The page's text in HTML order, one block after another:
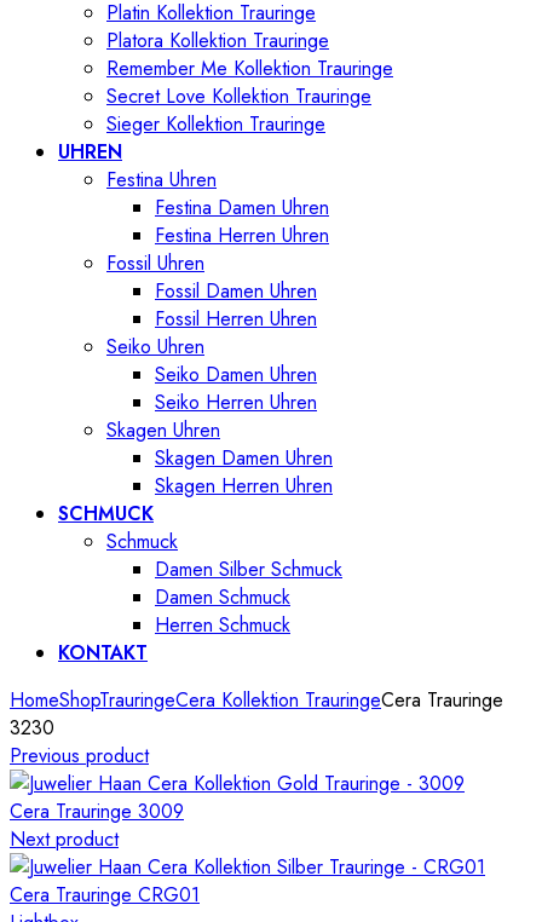
Platin Kollektion Trauringe
Platora Kollektion Trauringe
Remember Me Kollektion Trauringe
Secret Love Kollektion Trauringe
Sieger Kollektion Trauringe
UHREN
Festina Uhren
Festina Damen Uhren
Festina Herren Uhren
Fossil Uhren
Fossil Damen Uhren
Fossil Herren Uhren
Seiko Uhren
Seiko Damen Uhren
Seiko Herren Uhren
Skagen Uhren
Skagen Damen Uhren
Skagen Herren Uhren
SCHMUCK
Schmuck
Damen Silber Schmuck
Damen Schmuck
Herren Schmuck
KONTAKT
HomeShopTrauringeCera Kollektion TrauringeCera Trauringe
3230
Previous product
Cera Trauringe 3009
Next product
Cera Trauringe CRG01